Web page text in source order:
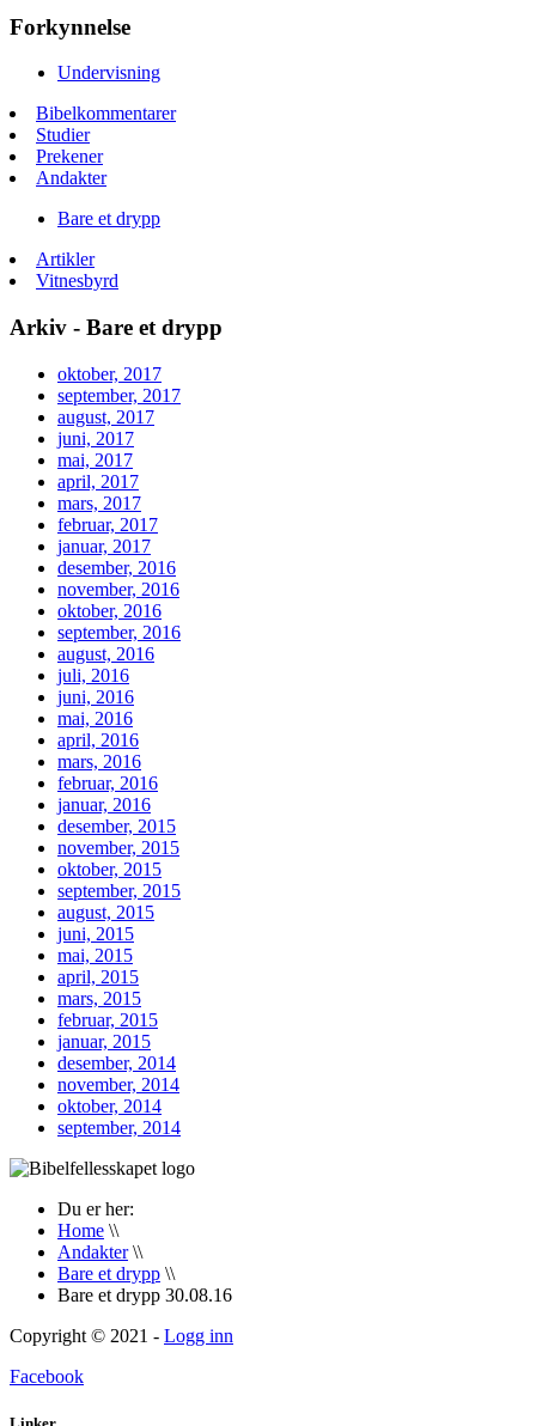
Forkynnelse
Undervisning
Bibelkommentarer
Studier
Prekener
Andakter
Bare et drypp
Artikler
Vitnesbyrd
Arkiv - Bare et drypp
oktober, 2017
september, 2017
august, 2017
juni, 2017
mai, 2017
april, 2017
mars, 2017
februar, 2017
januar, 2017
desember, 2016
november, 2016
oktober, 2016
september, 2016
august, 2016
juli, 2016
juni, 2016
mai, 2016
april, 2016
mars, 2016
februar, 2016
januar, 2016
desember, 2015
november, 2015
oktober, 2015
september, 2015
august, 2015
juni, 2015
mai, 2015
april, 2015
mars, 2015
februar, 2015
januar, 2015
desember, 2014
november, 2014
oktober, 2014
september, 2014
Du er her:
Home \\
Andakter \\
Bare et drypp \\
Bare et drypp 30.08.16
Copyright © 2021 - Logg inn
Facebook